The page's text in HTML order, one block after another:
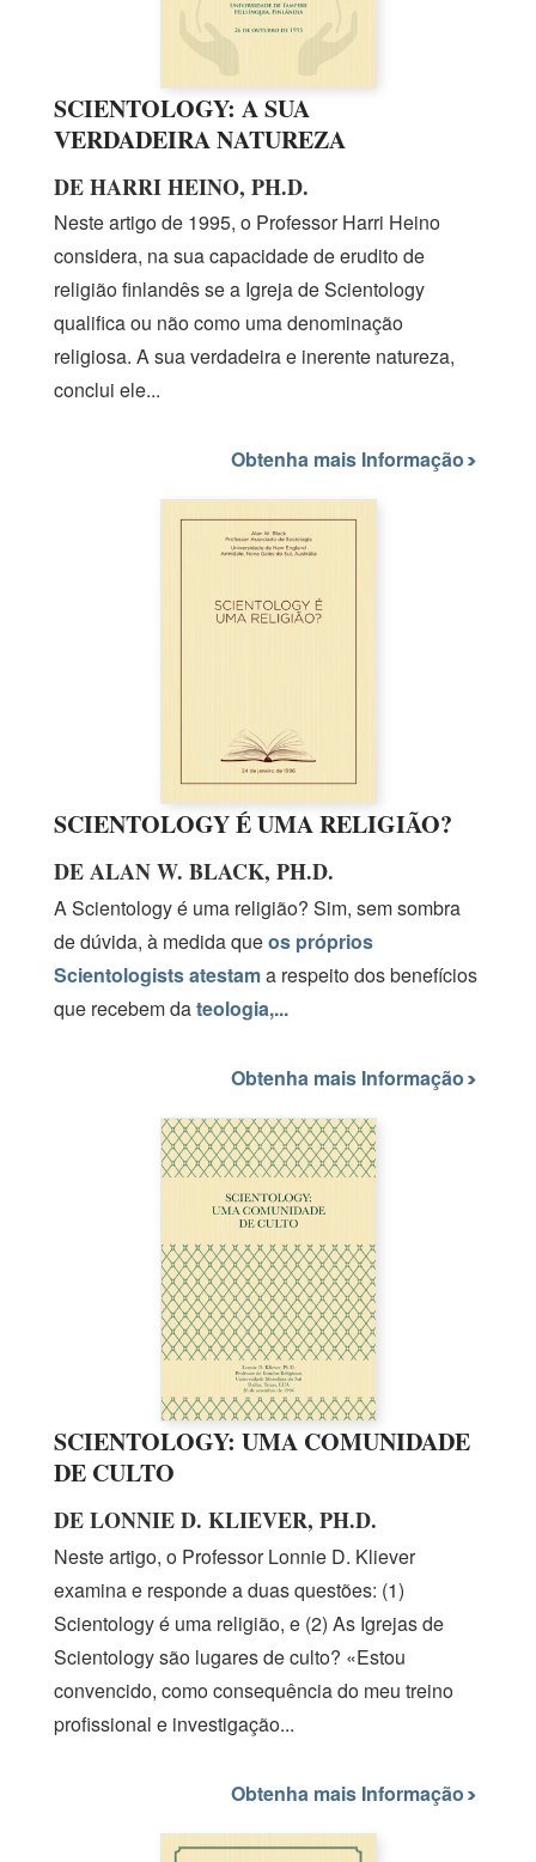
SCIENTOLOGY: A SUA
VERDADEIRA NATUREZA
DE HARRI HEINO, PH.D.
Neste artigode 1995, o Professor Harri Heino
considera, na sua capacidade de erudito de
religião finlandês se a Igreja de Scientology
qualifica ou não como uma denominação
religiosa. A sua verdadeira e inerente natureza,
conclui ele...
Obtenha mais Informação
SCIENTOLOGY É UMA RELIGIÃO?
DE ALAN W. BLACK, PH.D.
A Scientology é uma religião? Sim, sem sombra
de dúvida, à medida queos próprios
Scientologists atestama respeito dos benefícios
que recebem dateologia,...
Obtenha mais Informação
SCIENTOLOGY: UMA COMUNIDADE
DE CULTO
DE LONNIE D. KLIEVER, PH.D.
Neste artigo, o ProfessorLonnie D. Kliever
examina e responde a duas questões: (1)
Scientology é uma religião, e (2) As Igrejas de
Scientology são lugares de culto? «Estou
convencido, como consequência do meu treino
profissional e investigação...
Obtenha mais Informação